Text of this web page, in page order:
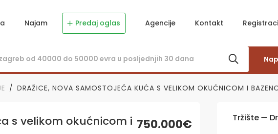
Najam Predaj oglas Agencije Kontakt
DRAŽICE, NOVA SAMOSTOJEĆA KUĆA S VELIKOM OKUĆNICOM I
s velikom okućnicom i 750.000€ Tržište —